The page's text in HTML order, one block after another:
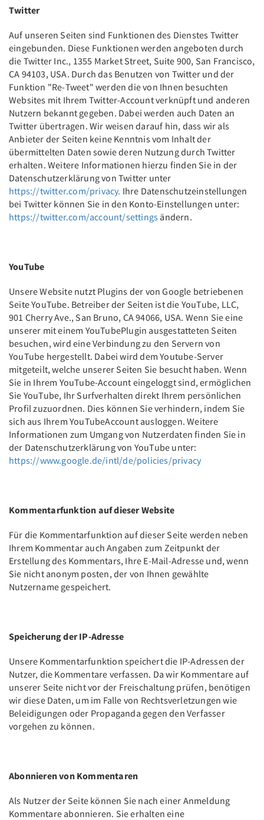
Twitter
Auf unseren Seiten sind Funktionen des Dienstes Twitter
eingebunden. Diese Funktionen werden angeboten durch
die Twitter Inc., 1355 Market Street, Suite 900, San Francisco,
CA 94103, USA. Durch das Benutzen von Twitter und der
Funktion "Re-Tweet" werden die von Ihnen besuchten
Websites mit Ihrem Twitter-Account verknüpft und anderen
Nutzern bekannt gegeben. Dabei werden auch Daten an
Twitter übertragen. Wir weisen darauf hin, dass wir als
Anbieter der Seiten keine Kenntnis vom Inhalt der
übermittelten Daten sowie deren Nutzung durch Twitter
erhalten. Weitere Informationen hierzu finden Sie in der
Datenschutzerklärung von Twitter unter
https://twitter.com/privacy. Ihre Datenschutzeinstellungen
bei Twitter können Sie in den Konto-Einstellungen unter:
https://twitter.com/account/settings ändern.
YouTube
Unsere Website nutzt Plugins der von Google betriebenen
Seite YouTube. Betreiber der Seiten ist die YouTube, LLC,
901 Cherry Ave., San Bruno, CA 94066, USA. Wenn Sie eine
unserer mit einem YouTubePlugin ausgestatteten Seiten
besuchen, wird eine Verbindung zu den Servern von
YouTube hergestellt. Dabei wird dem Youtube-Server
mitgeteilt, welche unserer Seiten Sie besucht haben. Wenn
Sie in Ihrem YouTube-Account eingeloggt sind, ermöglichen
Sie YouTube, Ihr Surfverhalten direkt Ihrem persönlichen
Profil zuzuordnen. Dies können Sie verhindern, indem Sie
sich aus Ihrem YouTubeAccount ausloggen. Weitere
Informationen zum Umgang von Nutzerdaten finden Sie in
der Datenschutzerklärung von YouTube unter:
https://www.google.de/intl/de/policies/privacy
Kommentarfunktion auf dieser Website
Für die Kommentarfunktion auf dieser Seite werden neben
Ihrem Kommentar auch Angaben zum Zeitpunkt der
Erstellung des Kommentars, Ihre E-Mail-Adresse und, wenn
Sie nicht anonym posten, der von Ihnen gewählte
Nutzername gespeichert.
Speicherung der IP-Adresse
Unsere Kommentarfunktion speichert die IP-Adressen der
Nutzer, die Kommentare verfassen. Da wir Kommentare auf
unserer Seite nicht vor der Freischaltung prüfen, benötigen
wir diese Daten, um im Falle von Rechtsverletzungen wie
Beleidigungen oder Propaganda gegen den Verfasser
vorgehen zu können.
Abonnieren von Kommentaren
Als Nutzer der Seite können Sie nach einer Anmeldung
Kommentare abonnieren. Sie erhalten eine